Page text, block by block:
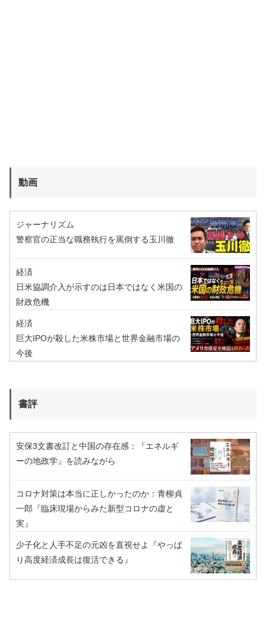
動画
ジャーナリズム
警察官の正当な職務執行を罵倒する玉川徹
経済
日米協調介入が示すのは日本ではなく米国の
財政危機
経済
巨大IPOが殺した米株市場と世界金融市場の
今後
書評
安保3文書改訂と中国の存在感：『エネルギ
ーの地政学』を読みながら
コロナ対策は本当に正しかったのか：青柳貞
一郎『臨床現場からみた新型コロナの虚と
実』
少子化と人手不足の元凶を直視せよ『やっぱ
り高度経済成長は復活できる』